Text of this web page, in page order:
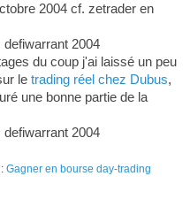
2004 cf. zetrader en
du coup j'ai laissé un peu
le trading réel chez Dubus,
une bonne partie de la
Gagner en bourse day-trading